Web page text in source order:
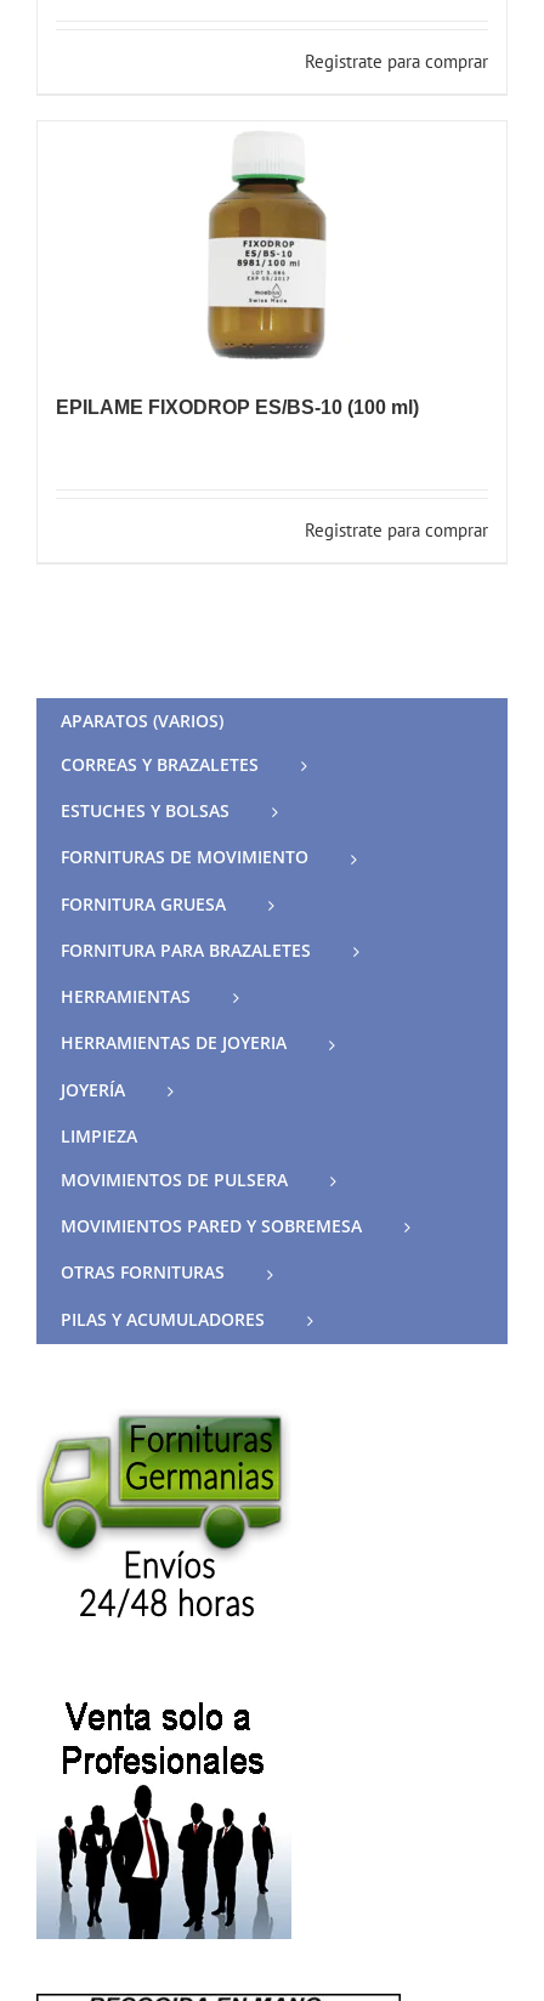
Registrate para comprar
EPILAME FIXODROP ES/BS-10 (100 ml)
Registrate para comprar
APARATOS (VARIOS)
CORREAS Y BRAZALETES
ESTUCHES Y BOLSAS
FORNITURAS DE MOVIMIENTO
FORNITURA GRUESA
FORNITURA PARA BRAZALETES
HERRAMIENTAS
HERRAMIENTAS DE JOYERIA
JOYERÍA
LIMPIEZA
MOVIMIENTOS DE PULSERA
MOVIMIENTOS PARED Y SOBREMESA
OTRAS FORNITURAS
PILAS Y ACUMULADORES